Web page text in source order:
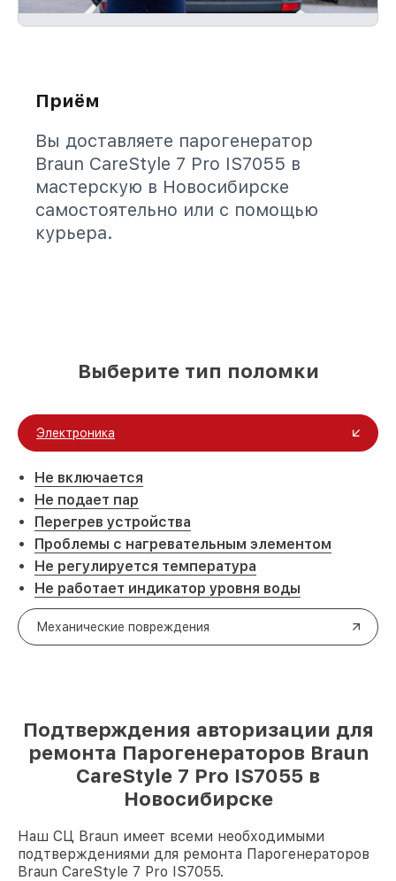
Приём
Вы доставляете парогенератор
Braun CareStyle 7 Pro IS7055 в
мастерскую в Новосибирске
самостоятельно или с помощью
курьера.
Выберите тип поломки
Электроника
Не включается
Не подает пар
Перегрев устройства
Проблемы с нагревательным элементом
Не регулируется температура
Не работает индикатор уровня воды
Механические повреждения
Подтверждения авторизации для
ремонта Парогенераторов Braun
CareStyle 7 Pro IS7055 в
Новосибирске
Наш СЦ Braun имеет всеми необходимыми
подтверждениями для ремонта Парогенераторов
Braun CareStyle 7 Pro IS7055.